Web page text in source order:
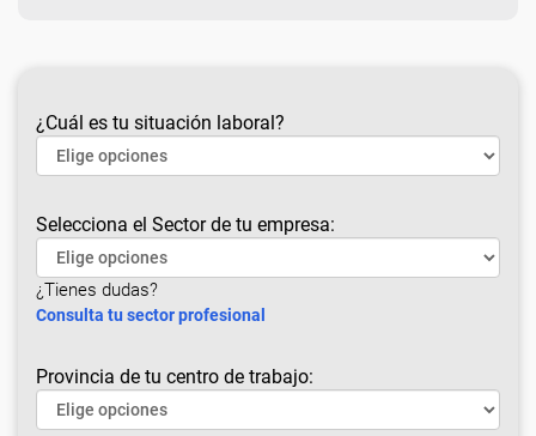
¿Cuál es tu situación laboral?
Selecciona el Sector de tu empresa:
¿Tienes dudas?
Consulta tu sector profesional
Provincia de tu centro de trabajo: